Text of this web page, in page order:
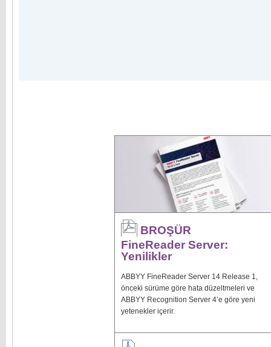
BROŞÜR
FineReader Server:
Yenilikler
ABBYY FineReader Server 14 Release 1,
önceki sürüme göre hata düzeltmeleri ve
ABBYY Recognition Server 4’e göre yeni
yetenekler içerir.